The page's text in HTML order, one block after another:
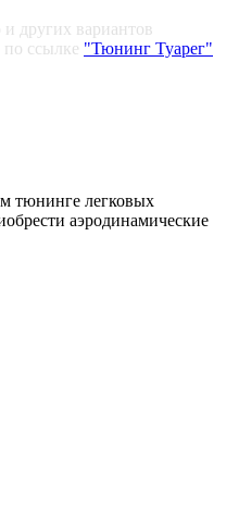
других вариантов
ссылке "Тюнинг Туарег"
тюнинге легковых
аэродинамические